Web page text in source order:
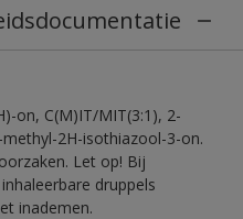
on, C(M)IT/MIT(3:1), 2-
2H-isothiazool-3-on.
Let op! Bij
druppels
inademen.